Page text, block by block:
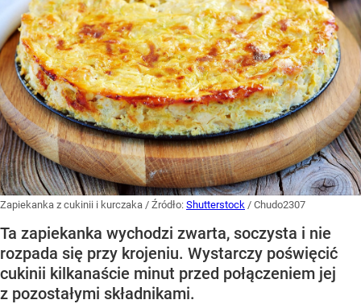
Zapiekanka z cukinii i kurczaka / Źródło: Shutterstock / Chudo2307
Ta zapiekanka wychodzi zwarta, soczysta i nie
rozpada się przy krojeniu. Wystarczy poświęcić
cukinii kilkanaście minut przed połączeniem jej
z pozostałymi składnikami.